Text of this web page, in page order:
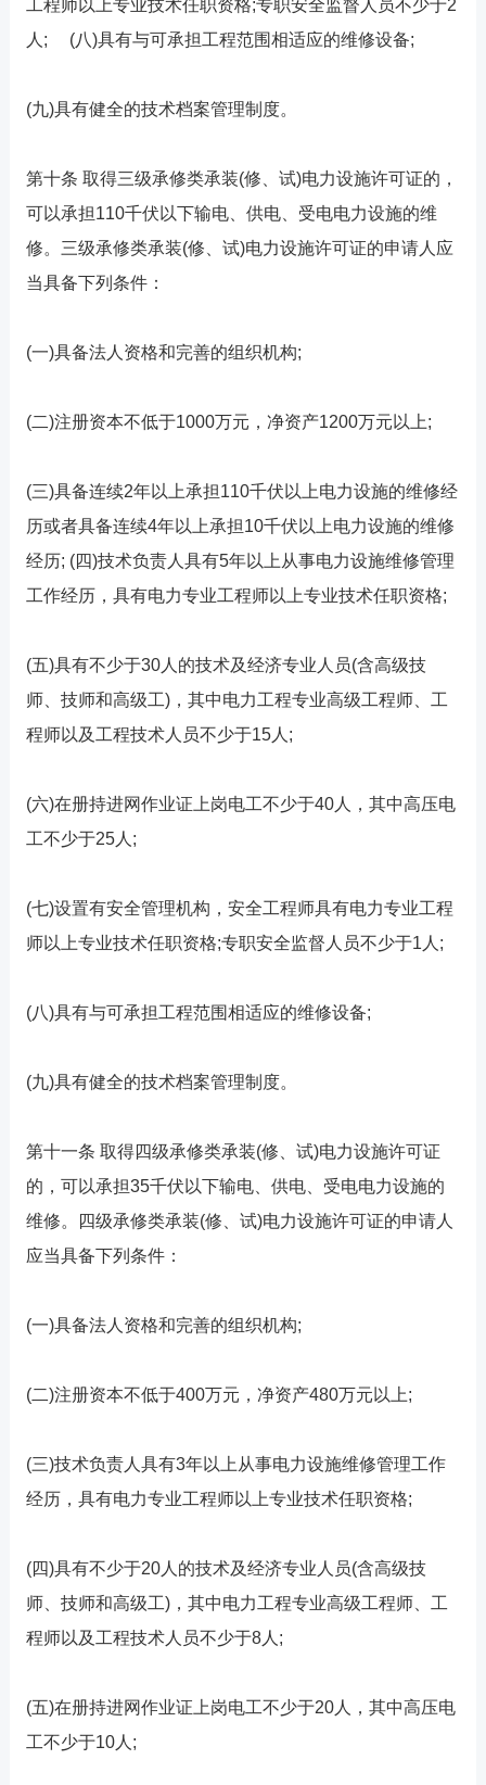
工程师以上专业技术任职资格;专职安全监督人员不少于2
人; (八)具有与可承担工程范围相适应的维修设备;
(九)具有健全的技术档案管理制度。
第十条 取得三级承修类承装(修、试)电力设施许可证的，
可以承担110千伏以下输电、供电、受电电力设施的维
修。三级承修类承装(修、试)电力设施许可证的申请人应
当具备下列条件：
(一)具备法人资格和完善的组织机构;
(二)注册资本不低于1000万元，净资产1200万元以上;
(三)具备连续2年以上承担110千伏以上电力设施的维修经
历或者具备连续4年以上承担10千伏以上电力设施的维修
经历; (四)技术负责人具有5年以上从事电力设施维修管理
工作经历，具有电力专业工程师以上专业技术任职资格;
(五)具有不少于30人的技术及经济专业人员(含高级技
师、技师和高级工)，其中电力工程专业高级工程师、工
程师以及工程技术人员不少于15人;
(六)在册持进网作业证上岗电工不少于40人，其中高压电
工不少于25人;
(七)设置有安全管理机构，安全工程师具有电力专业工程
师以上专业技术任职资格;专职安全监督人员不少于1人;
(八)具有与可承担工程范围相适应的维修设备;
(九)具有健全的技术档案管理制度。
第十一条 取得四级承修类承装(修、试)电力设施许可证
的，可以承担35千伏以下输电、供电、受电电力设施的
维修。四级承修类承装(修、试)电力设施许可证的申请人
应当具备下列条件：
(一)具备法人资格和完善的组织机构;
(二)注册资本不低于400万元，净资产480万元以上;
(三)技术负责人具有3年以上从事电力设施维修管理工作
经历，具有电力专业工程师以上专业技术任职资格;
(四)具有不少于20人的技术及经济专业人员(含高级技
师、技师和高级工)，其中电力工程专业高级工程师、工
程师以及工程技术人员不少于8人;
(五)在册持进网作业证上岗电工不少于20人，其中高压电
工不少于10人;